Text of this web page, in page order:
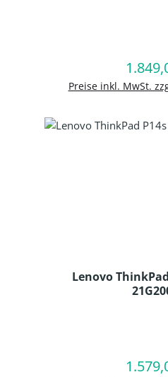
Preise inkl. MwSt.
In den
Lenovo
In den